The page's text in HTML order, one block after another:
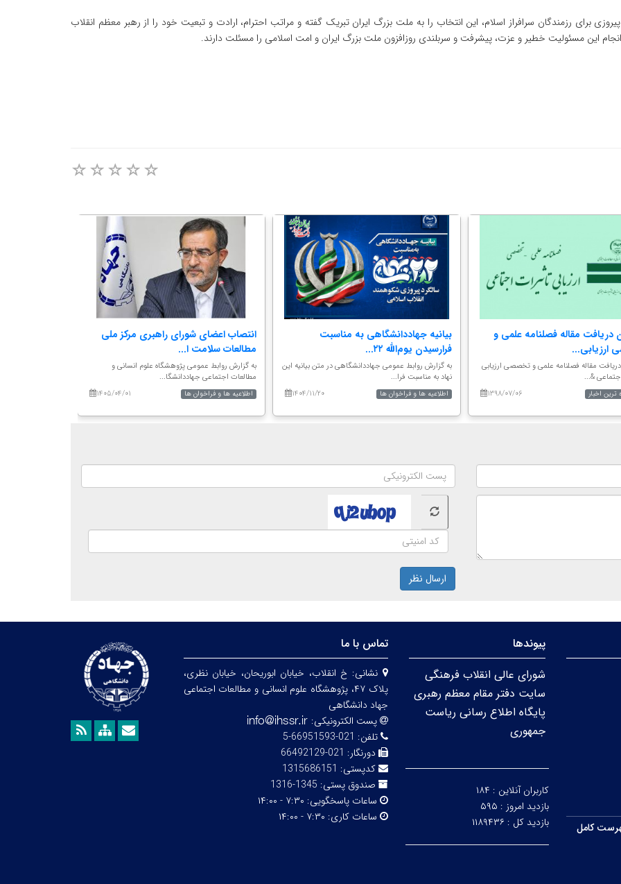
برای رزمندگان سرافراز اسلام، این انتخاب را به ملت بزرگ ایران تبریک گفته و مراتب احترام، ارادت و تبعیت خود را از رهبر معظم انقلاب
انجام این مسئولیت خطیر و عزت، پیشرفت و سربلندی روزافزون ملت بزرگ ایران و امت اسلامی را مسئلت دارند.
انتصاب اعضای شورای راهبری مرکز ملی
مطالعات سلامت ا...
به گزارش روابط عمومی پژوهشگاه علوم انسانی و
مطالعات اجتماعی جهاددانشگا...
۱۴۰۵/۰۴/۰۱
اطلاعیه ها و فراخوان ها
بیانیه جهاددانشگاهی به مناسبت
فرارسیدن یوم‌الله ۲۲...
به گزارش روابط عمومی جهاددانشگاهی در متن بیانیه این
نهاد به مناسبت فرا...
۱۴۰۴/۱۱/۲۰
اطلاعیه ها و فراخوان ها
دریافت مقاله فصلنامه علمی و
ارزیابی...
مقاله فصلنامه علمی و تخصصی ارزیابی
&...
۱۳۹۸/۰۷/۰۶
ترین اخبار
ارسال نظر
کامل
پیوندها
شورای عالی انقلاب فرهنگی
سایت دفتر مقام معظم رهبری
پایگاه اطلاع رسانی ریاست
جمهوری
کاربران آنلاین : ۱۸۴
بازدید امروز : ۵۹۵
بازدید کل : ۱۱۸۹۴۳۶
تماس با ما
نشانی: خ انقلاب، خیابان ابوریحان، خیابان نظری،
پلاک ۴۷، پژوهشگاه علوم انسانی و مطالعات اجتماعی
جهاد دانشگاهی
پست الکترونیکی:
تلفن: 021-66951593-5
دورنگار: 021-66492129
کدپستی: 1315686151
صندوق پستی: 1345-1316
ساعات پاسخگویی: ۷:۳۰ - ۱۴:۰۰
ساعات کاری: ۷:۳۰ - ۱۴:۰۰